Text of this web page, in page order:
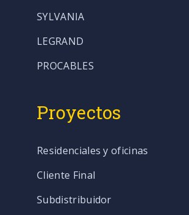
SYLVANIA
LEGRAND
PROCABLES
Proyectos
Residenciales y oficinas
Cliente Final
Subdistribuidor